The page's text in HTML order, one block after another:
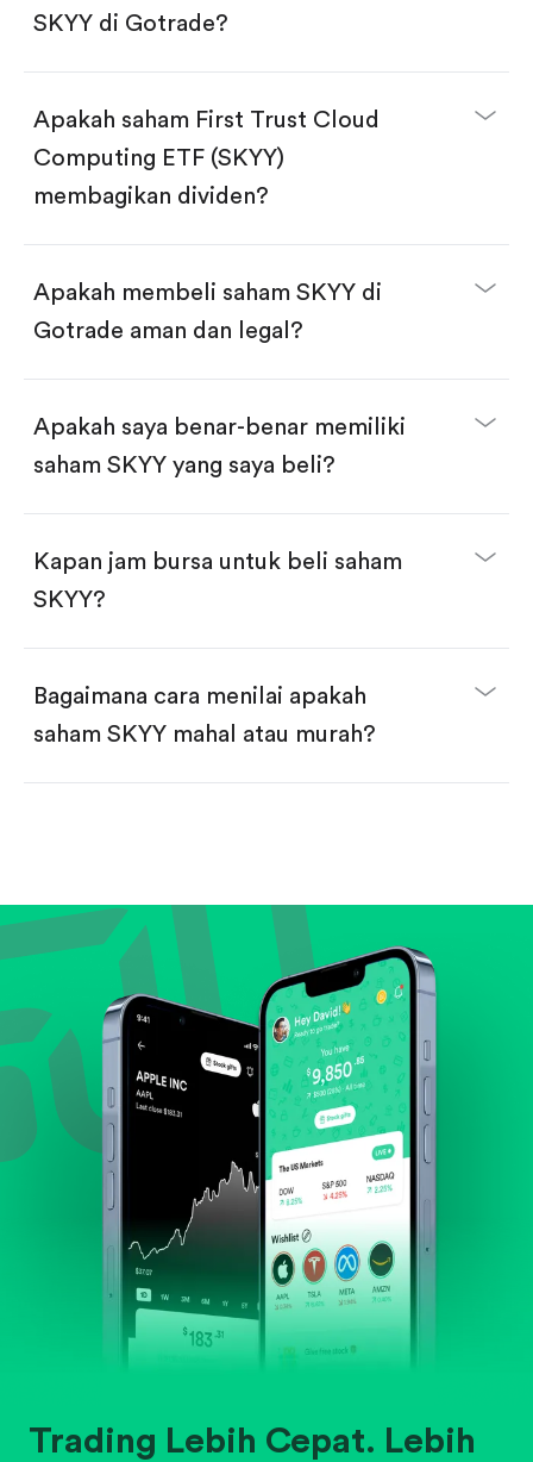
Buka akun dan selesaikan KYC.
Lakukan deposit.
Cari kode "SKYY", lalu klik "Trade".
Klik tombol "Buy".
Masukkan jumlah saham yang akan dibeli, terdapat
dua pilihan:
dollar, bisa mulai dari $1.
Swipe up untuk konfirmasi order, pembelian
selesai!
SKYY di Gotrade?
Apakah saham First Trust Cloud
Computing ETF (SKYY)
membagikan dividen?
Apakah membeli saham SKYY di
Gotrade aman dan legal?
Apakah saya benar-benar memiliki
saham SKYY yang saya beli?
Kapan jam bursa untuk beli saham
SKYY?
Bagaimana cara menilai apakah
saham SKYY mahal atau murah?
Lihat pertumbuhan pendapatan & laba.
Cek margin dan arus kas.
Evaluasi prospek bisnis dan posisi perusahaan di
industrinya.
Trading Lebih Cepat. Lebih